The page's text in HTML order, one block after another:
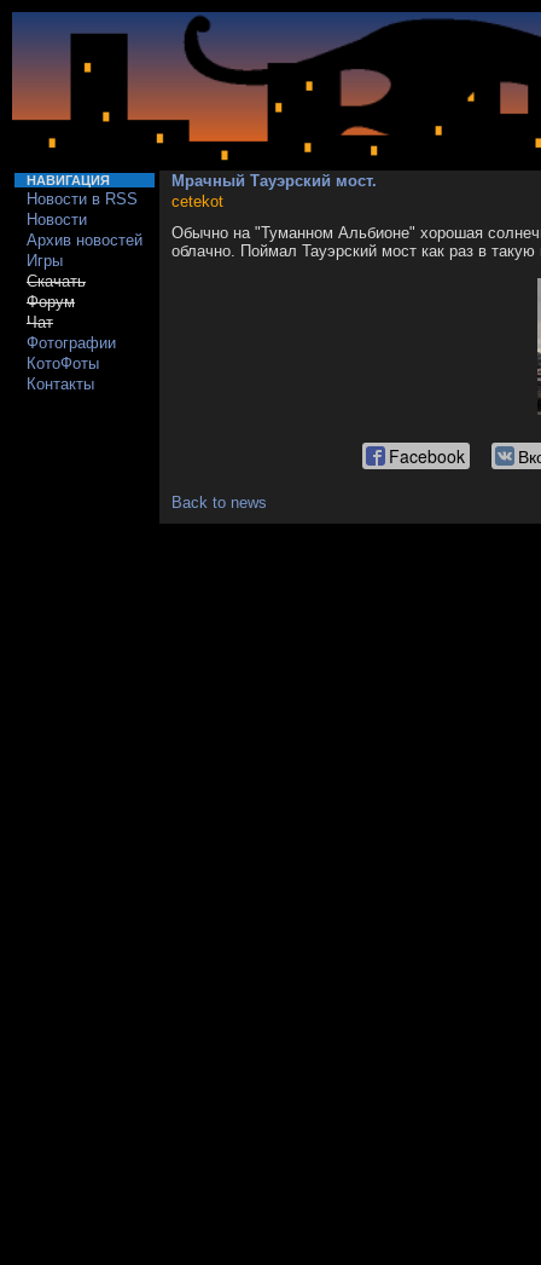
НАВИГАЦИЯ
Новости в RSS
Новости
Архив новостей
Игры
Скачать
Форум
Чат
Фотографии
КотоФоты
Контакты
Мрачный Тауэрский мост.
cetekot
Обычно на "Туманном Альбионе" хорошая
облачно. Поймал Тауэрский мост как раз в такую
Facebook
Back to news